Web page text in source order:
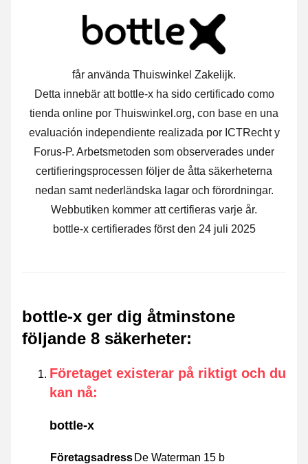
får använda Thuiswinkel Zakelijk.
Detta innebär att bottle-x ha sido certificado como
tienda online por Thuiswinkel.org, con base en una
evaluación independiente realizada por ICTRecht y
Forus-P. Arbetsmetoden som observerades under
certifieringsprocessen följer de åtta säkerheterna
nedan samt nederländska lagar och förordningar.
Webbutiken kommer att certifieras varje år.
bottle-x certifierades först den 24 juli 2025
bottle-x ger dig åtminstone
följande 8 säkerheter:
Företaget existerar på riktigt och du
kan nå:
bottle-x
Företagsadress De Waterman 15 b